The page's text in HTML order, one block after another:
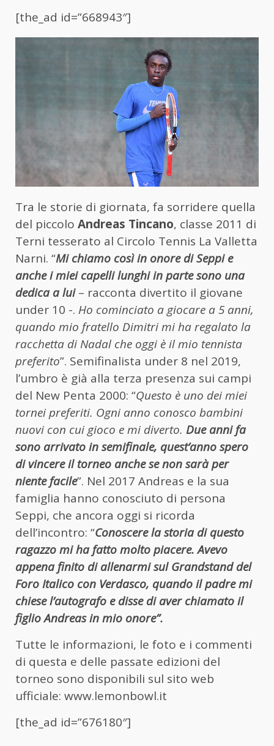
[the_ad id=”668943″]
Tra le storie di giornata, fa sorridere quella
del piccolo Andreas Tincano, classe 2011 di
Terni tesserato al Circolo Tennis La Valletta
Narni. “Mi chiamo così in onore di Seppi e
anche i miei capelli lunghi in parte sono una
dedica a lui– racconta divertito il giovane
under 10 -. Ho cominciato a giocare a 5 anni,
quando mio fratello Dimitri mi ha regalato la
racchetta di Nadal che oggi è il mio tennista
preferito”. Semifinalista under 8 nel 2019,
l’umbro è già alla terza presenza sui campi
del New Penta 2000: “Questo è uno dei miei
tornei preferiti. Ogni anno conosco bambini
nuovi con cui gioco e mi diverto. Due anni fa
sono arrivato in semifinale, quest’anno spero
di vincere il torneo anche se non sarà per
niente facile”. Nel 2017 Andreas e la sua
famiglia hanno conosciuto di persona
Seppi, che ancora oggi si ricorda
dell’incontro: “Conoscere la storia di questo
ragazzo mi ha fatto molto piacere. Avevo
appena finito di allenarmi sul Grandstand del
Foro Italico con Verdasco, quando il padre mi
chiese l’autografo e disse di aver chiamato il
figlio Andreas in mio onore”.
Tutte le informazioni, le foto e i commenti
di questa e delle passate edizioni del
torneo sono disponibili sul sito web
ufficiale: www.lemonbowl.it
[the_ad id=”676180″]